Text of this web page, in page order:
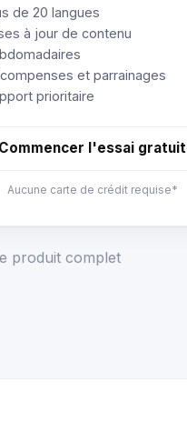
de 20 langues
à jour de contenu
et parrainages
prioritaire
Commencer l'essai gratuit
Aucune carte de crédit requise*
produit complet